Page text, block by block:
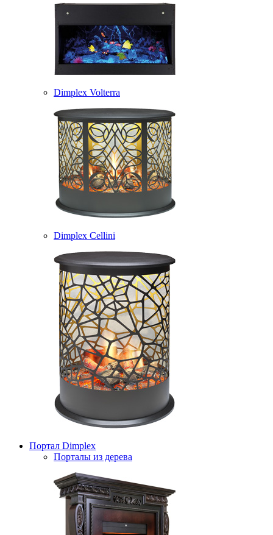
Dimplex Volterra
Dimplex Cellini
Портал Dimplex
Порталы из дерева